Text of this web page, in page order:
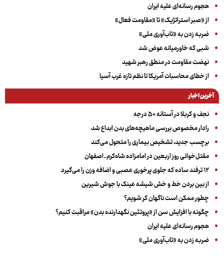
هجوم رسانه‌ای علیه ایران
از «صبر استراتژیک» تا «مقاومت فعال»
ضربه زدن به «تاب‌آوری ملی»
شبی که خاورمیانه عوض شد
نهضت مقاومت در منطق رهبر شهید
از خطای محاسبات آمریکا تا نظم تازه غرب آسیا
آخرین اخبار
نجف و کربلا در آستانه ۵۰ درجه
رادار مخصوص بررسی ماهیچه‌های بدن ابداع شد
برچسب جدید، تشخیص بیماری را متحول می‌کند
مقتل‌خوانی روز اربعین در امامزاده شاه‌کرم ـ اصفهان
۱۲ ترفند ساده که جلوی پرخوری عصبی و اضافه ‌وزن را می‌گیرد
از بین بردن خط و خش شیشه عینک با جوش شیرین
چطور ممکن است ناگهان کر شویم؟
چگونه با افزایش سن از «پروتئین نگهدارنده بدن» مراقبت کنیم؟
هجوم رسانه‌ای علیه ایران
ضربه زدن به «تاب‌آوری ملی»